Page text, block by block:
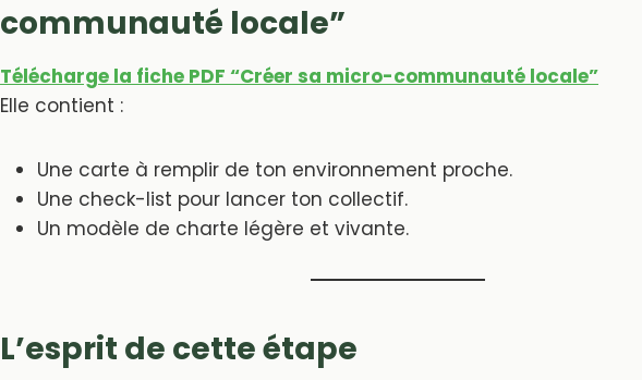
communauté locale”
Télécharge la fiche PDF “Créer sa micro-communauté locale”
Elle contient :
Une carte à remplir de ton environnement proche.
Une check-list pour lancer ton collectif.
Un modèle de charte légère et vivante.
L’esprit de cette étape